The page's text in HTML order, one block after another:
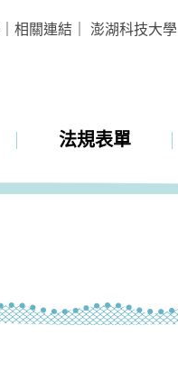
相關連結 澎湖科技大學
法規表單